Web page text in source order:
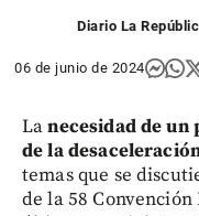
Diario La
06 de junio de 2024
Lanecesidad de un
de la
temas que se
de la 58